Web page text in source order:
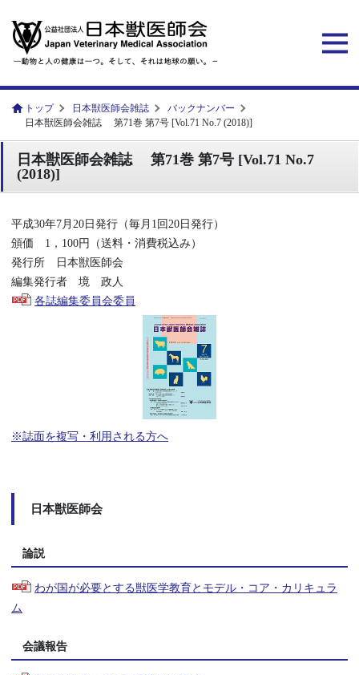
トップ 日本獣医師会雑誌
バックナンバー
日本獣医師会雑誌 第71巻 第7号 [Vol.71 No.7 (2018)]
日本獣医師会雑誌 第71巻 第7号 [Vol.71 No.7
(2018)]
平成30年7月20日発行（毎月1回20日発行）
頒価 1，100円（送料・消費税込み）
発行所 日本獣医師会
編集発行者 境 政人
各誌編集委員会委員
※誌面を複写・利用される方へ
日本獣医師会
論説
わが国が必要とする獣医学教育とモデル・コア・カリキュラ
ム
会議報告